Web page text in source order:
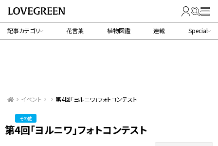
記事カテゴリ 花言葉 植物図鑑 連載 Special
イベント 第4回「ヨルニワ」フォトコンテスト
その他
第4回「ヨルニワ」フォトコンテスト